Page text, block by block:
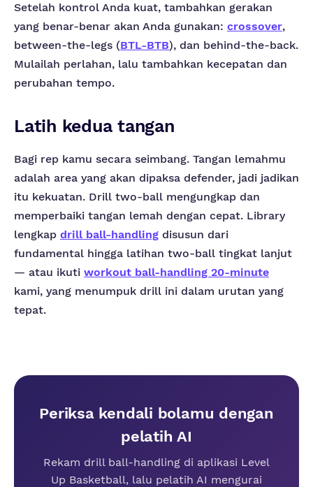
Setelah kontrol Anda kuat, tambahkan gerakan
yang benar-benar akan Anda gunakan: crossover,
between-the-legs (BTL-BTB), dan behind-the-back.
Mulailah perlahan, lalu tambahkan kecepatan dan
perubahan tempo.
Latih kedua tangan
Bagi rep kamu secara seimbang. Tangan lemahmu
adalah area yang akan dipaksa defender, jadi jadikan
itu kekuatan. Drill two-ball mengungkap dan
memperbaiki tangan lemah dengan cepat. Library
lengkap drill ball-handling disusun dari
fundamental hingga latihan two-ball tingkat lanjut
— atau ikuti workout ball-handling 20-minute
kami, yang menumpuk drill ini dalam urutan yang
tepat.
Periksa kendali bolamu dengan
pelatih AI
Rekam drill ball-handling di aplikasi Level
Up Basketball, lalu pelatih AI mengurai